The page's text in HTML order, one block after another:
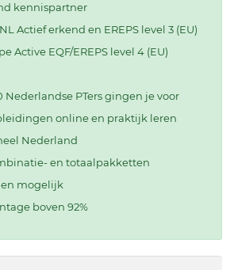
kennispartner
Actief erkend en EREPS level 3 (EU)
Active EQF/EREPS level 4 (EU)
Nederlandse PTers gingen je voor
online en praktijk leren
Nederland
en totaalpakketten
mogelijk
boven 92%